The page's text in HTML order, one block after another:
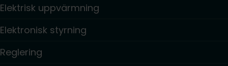
Elektrisk uppvärmning
Elektronisk styrning
Reglering